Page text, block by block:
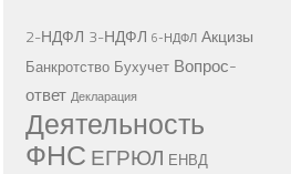
2-НДФЛ 3-НДФЛ 6-НДФЛ Акцизы
Банкротство Бухучет Вопрос-
ответ Декларация
Деятельность
ФНС ЕГРЮЛ ЕНВД